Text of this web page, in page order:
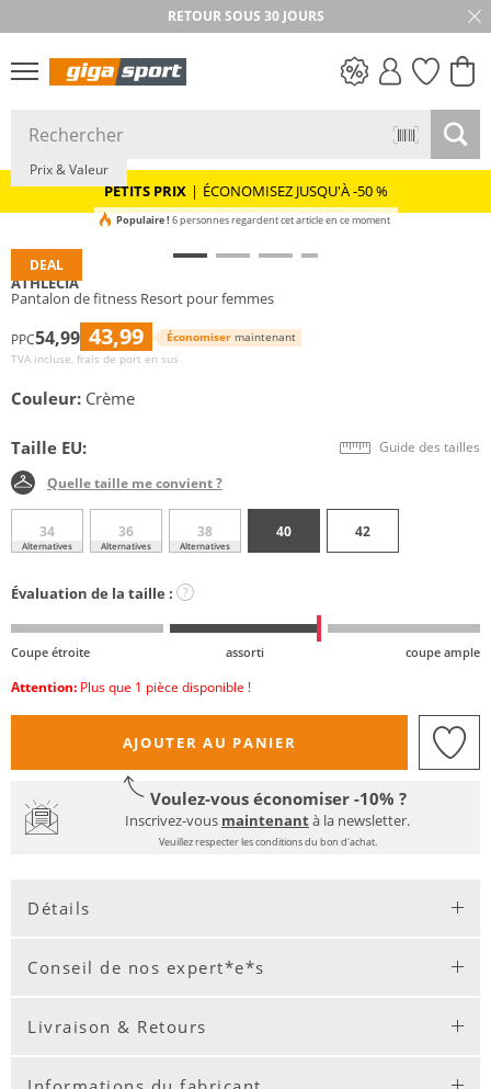
RETOUR SOUS 30 JOURS
PETITS PRIX
PETITS PRIX | ÉCONOMISEZ JUSQU'À -50 %
DEAL
Prix & Valeur
Populaire ! 6 personnes regardent cet article en ce moment
ATHLECIA
Pantalon de fitness Resort pour femmes
PPC54,99 43,99 Économiser maintenant
TVA incluse, frais de port en sus
Couleur: Crème
Taille EU: Guide des tailles
Quelle taille me convient ?
34
Alternatives
36
Alternatives
38
Alternatives
40 42
Évaluation de la taille : ?
Coupe étroite assorti coupe ample
Attention: Plus que 1 pièce disponible !
AJOUTER AU PANIER
Voulez-vous économiser -10% ?
Inscrivez-vous maintenantà la newsletter.
Veuillez respecter les conditions du bon d'achat.
Détails
Conseil de nos expert*e*s
Livraison & Retours